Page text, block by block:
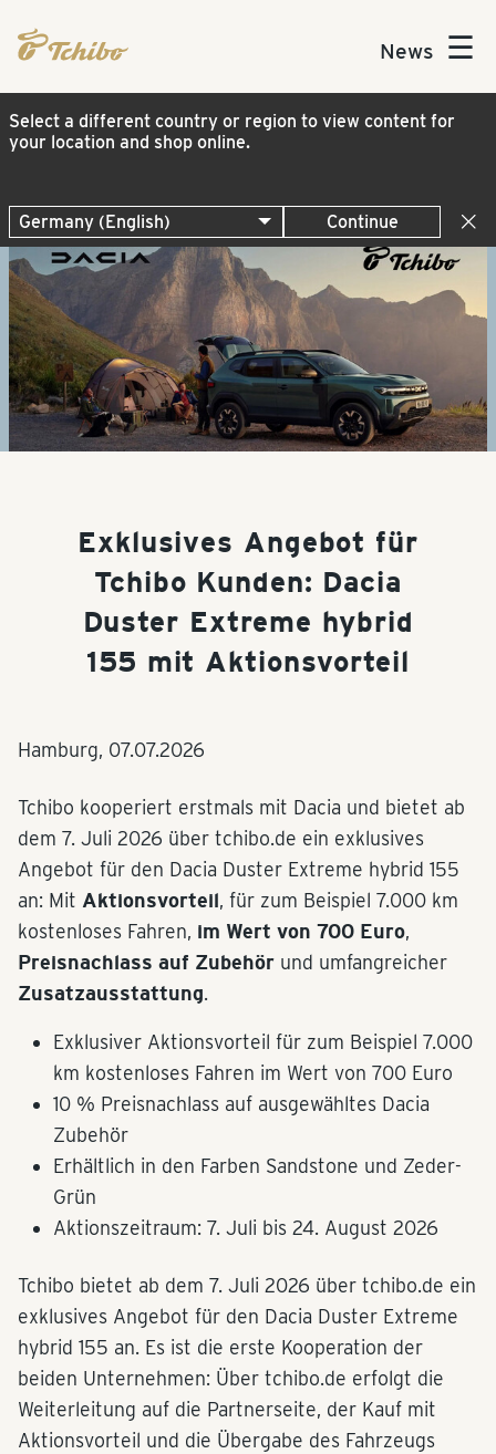
News ☰
Select a different country or region to view content for
your location and shop online.
Continue
Exklusives Angebot für
Tchibo Kunden: Dacia
Duster Extreme hybrid
155 mit Aktionsvorteil
Hamburg, 07.07.2026
Tchibo kooperiert erstmals mit Dacia und bietet ab
dem 7. Juli 2026 über tchibo.de ein exklusives
Angebot für den Dacia Duster Extreme hybrid 155
an: Mit Aktionsvorteil, für zum Beispiel 7.000 km
kostenloses Fahren, im Wert von 700 Euro,
Preisnachlass auf Zubehör und umfangreicher
Zusatzausstattung.
Exklusiver Aktionsvorteil für zum Beispiel 7.000
km kostenloses Fahren im Wert von 700 Euro
10 % Preisnachlass auf ausgewähltes Dacia
Zubehör
Erhältlich in den Farben Sandstone und Zeder-
Grün
Aktionszeitraum: 7. Juli bis 24. August 2026
Tchibo bietet ab dem 7. Juli 2026 über tchibo.de ein
exklusives Angebot für den Dacia Duster Extreme
hybrid 155 an. Es ist die erste Kooperation der
beiden Unternehmen: Über tchibo.de erfolgt die
Weiterleitung auf die Partnerseite, der Kauf mit
Aktionsvorteil und die Übergabe des Fahrzeugs